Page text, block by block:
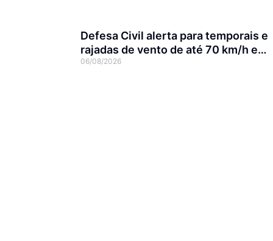
Defesa Civil alerta para temporais e
rajadas de vento de até 70 km/h em
Joinville
06/08/2026